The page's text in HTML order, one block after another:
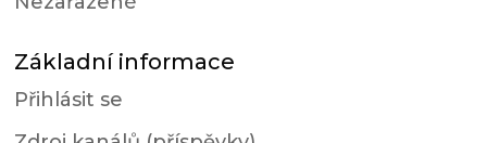
Základní informace
Přihlásit se